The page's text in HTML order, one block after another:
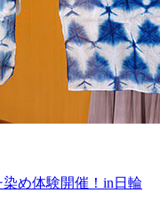
め体験開催！in日輪